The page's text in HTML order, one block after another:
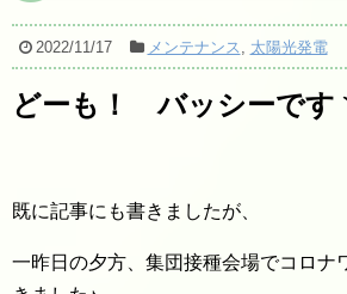
2022/11/17 メンテナンス 太陽光発電
どーも！ バッシーです
既に記事にも書きましたが、
一昨日の夕方、集団接種会場でコロナ